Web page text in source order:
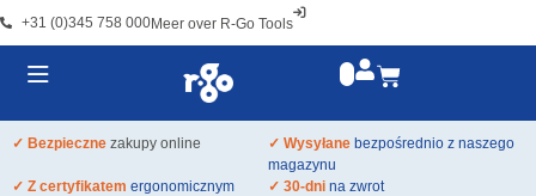
+31 (0)345 758 000Meer over R-Go Tools
✓ Bezpieczne zakupy online ✓ Wysyłane bezpośrednio z naszego
magazynu
✓ Z certyfikatem ergonomicznym ✓ 30-dni na zwrot